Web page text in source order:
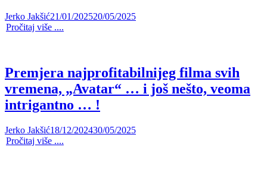
Jerko Jakšić21/01/202520/05/2025
Pročitaj više ....
Premjera najprofitabilnijeg filma svih
vremena, „Avatar“ … i još nešto, veoma
intrigantno … !
Jerko Jakšić18/12/202430/05/2025
Pročitaj više ....